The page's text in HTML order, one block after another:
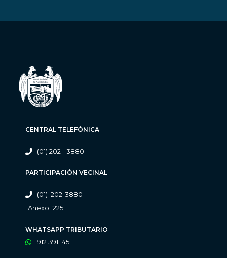
CENTRAL TELEFÓNICA
(01) 202 - 3880
PARTICIPACIÓN VECINAL
(01) 202-3880
Anexo 1225
WHATSAPP TRIBUTARIO
912 391 145